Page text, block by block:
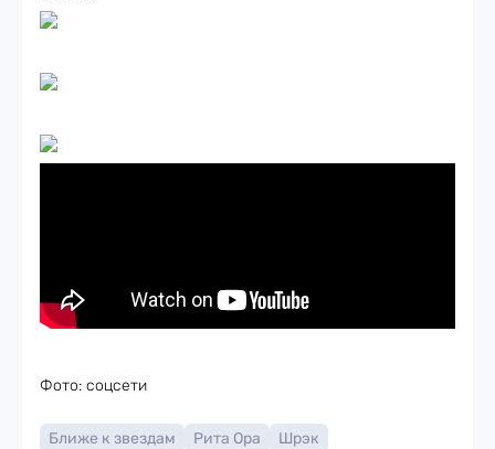
Фото: соцсети
Ближе к звездам Рита Ора
Шрэк